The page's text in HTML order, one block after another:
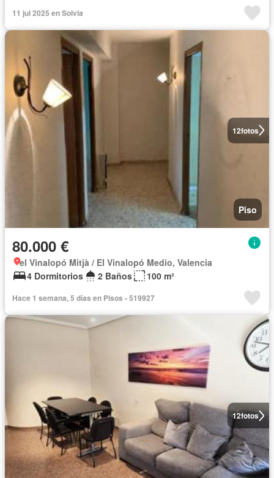
11 jul 2025 en Solvia
12fotos
Piso
80.000 €
el Vinalopó Mitjà / El Vinalopó Medio, Valencia
4 Dormitorios
2 Baños 100 m²
Hace 1 semana, 5 días en Pisos - 519927
12fotos